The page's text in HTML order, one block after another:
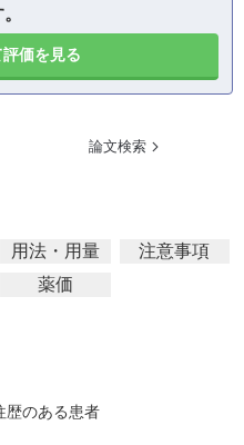
価を見る
論文検索
用法・用量
注意事項
薬価
歴のある患者